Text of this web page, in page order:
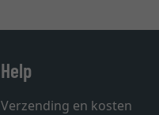
Help
Verzending en kosten